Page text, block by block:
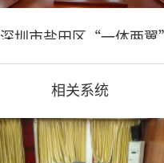
相关系统